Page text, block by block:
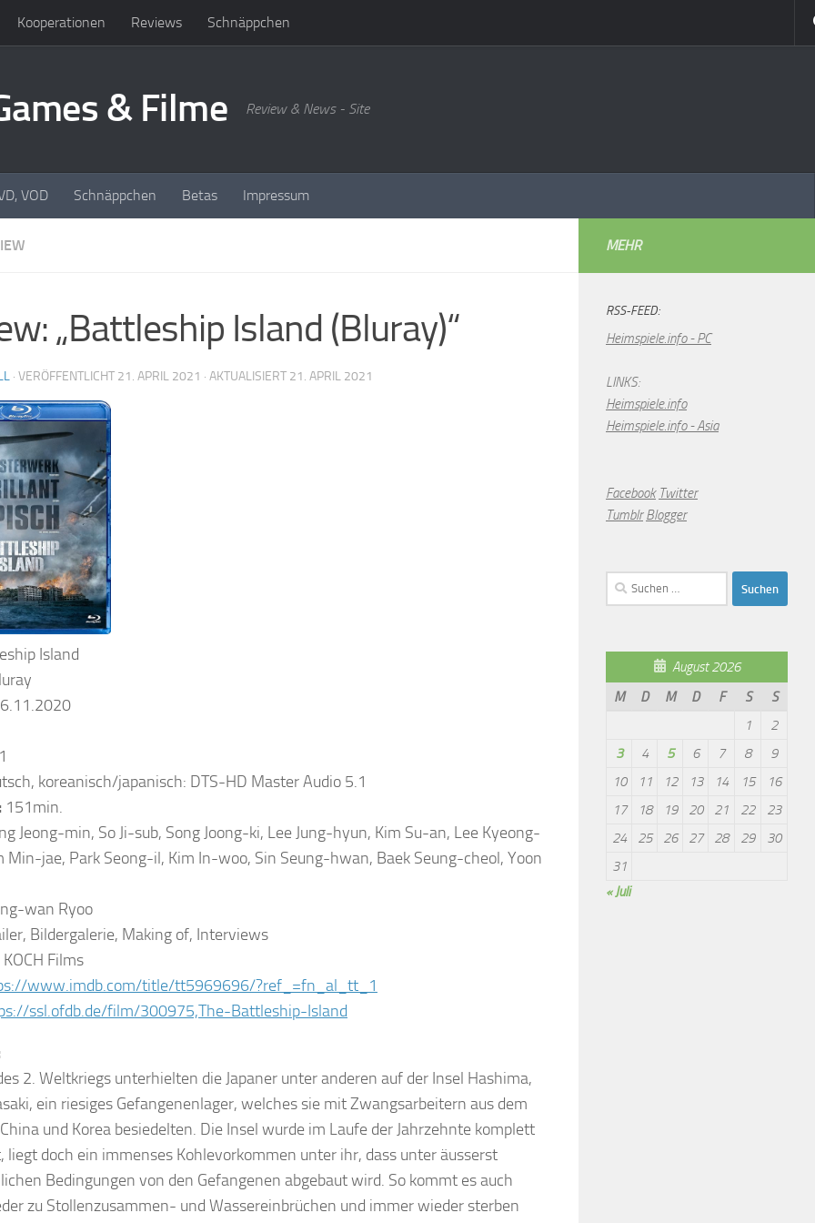
Kooperationen Reviews Schnäppchen
& Filme Review & News - Site
VOD Schnäppchen Betas Impressum
„Battleship Island (Bluray)“
· VERÖFFENTLICHT 21. APRIL 2021 · AKTUALISIERT 21. APRIL 2021
Island
koreanisch/japanisch: DTS-HD Master Audio 5.1
151min.
Jeong-min, So Ji-sub, Song Joong-ki, Lee Jung-hyun, Kim Su-an, Lee Kyeong-
Min-jae, Park Seong-il, Kim In-woo, Sin Seung-hwan, Baek Seung-cheol, Yoon
wan Ryoo
Bildergalerie, Making of, Interviews
KOCH Films
www.imdb.com/title/tt5969696/?ref_=fn_al_tt_1
ssl.ofdb.de/film/300975,The-Battleship-Island
2. Weltkriegs unterhielten die Japaner unter anderen auf der Insel Hashima,
ein riesiges Gefangenenlager, welches sie mit Zwangsarbeitern aus dem
und Korea besiedelten. Die Insel wurde im Laufe der Jahrzehnte komplett
liegt doch ein immenses Kohlevorkommen unter ihr, dass unter äusserst
Bedingungen von den Gefangenen abgebaut wird. So kommt es auch
zu Stollenzusammen- und Wassereinbrüchen und immer wieder sterben
MEHR
RSS-FEED:
Heimspiele.info - PC
LINKS:
Heimspiele.info
Heimspiele.info - Asia
Facebook Twitter
Tumblr Blogger
Suchen
nach:
August 2026
M
D M D F S
S
1
2
3
4 5 6 7 8
9
10
11 12 13 14 15
16
17
18 19 20 21 22
23
24
25 26 27 28 29
30
31
« Juli